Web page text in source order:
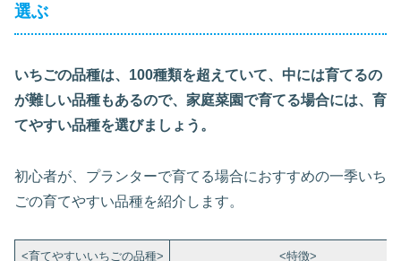
選ぶ
いちごの品種は、100種類を超えていて、中には育てるの
が難しい品種もあるので、家庭菜園で育てる場合には、育
てやすい品種を選びましょう。
初心者が、プランターで育てる場合におすすめの一季いち
ごの育てやすい品種を紹介します。
<育てやすいいちごの品種> <特徴>